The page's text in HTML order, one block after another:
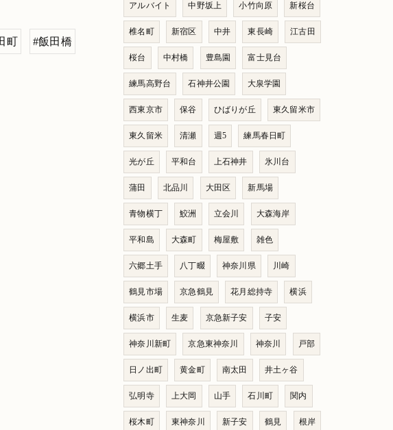
町 #飯田橋
アルバイト 中野坂上 小竹向原 新桜台
椎名町 新宿区 中井 東長崎 江古田
桜台 中村橋 豊島園 富士見台
練馬高野台 石神井公園 大泉学園
西東京市 保谷 ひばりが丘 東久留米市
東久留米 清瀬 週5 練馬春日町
光が丘 平和台 上石神井 氷川台
蒲田 北品川 大田区 新馬場
青物横丁 鮫洲 立会川 大森海岸
平和島 大森町 梅屋敷 雑色
六郷土手 八丁畷 神奈川県 川崎
鶴見市場 京急鶴見 花月総持寺 横浜
横浜市 生麦 京急新子安 子安
神奈川新町 京急東神奈川 神奈川 戸部
日ノ出町 黄金町 南太田 井土ヶ谷
弘明寺 上大岡 山手 石川町 関内
桜木町 東神奈川 新子安 鶴見 根岸